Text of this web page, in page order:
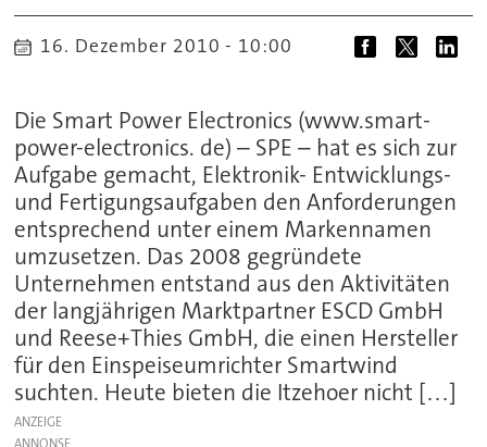
16. Dezember 2010 - 10:00
Die Smart Power Electronics (www.smart-
power-electronics. de) – SPE – hat es sich zur
Aufgabe gemacht, Elektronik- Entwicklungs-
und Fertigungsaufgaben den Anforderungen
entsprechend unter einem Markennamen
umzusetzen. Das 2008 gegründete
Unternehmen entstand aus den Aktivitäten
der langjährigen Marktpartner ESCD GmbH
und Reese+Thies GmbH, die einen Hersteller
für den Einspeiseumrichter Smartwind
suchten. Heute bieten die Itzehoer nicht […]
ANZEIGE